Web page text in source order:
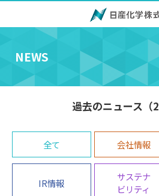
NEWS
過去のニュース（
全て 会社情報
IR情報
サステナ
ビリティ